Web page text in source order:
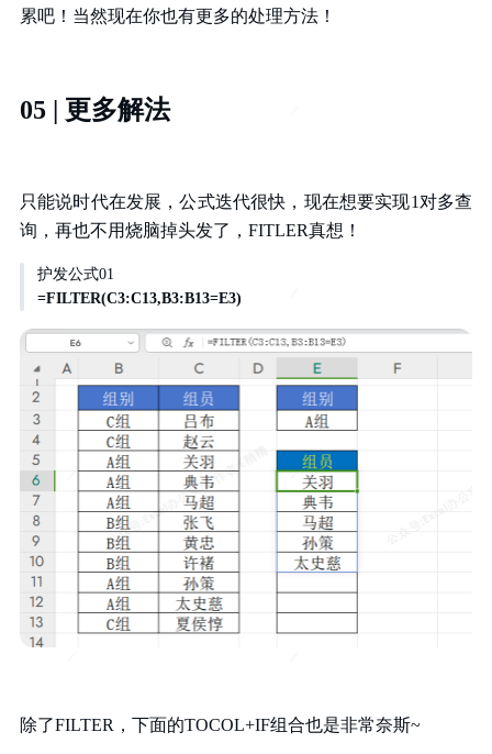
累吧！当然现在你也有更多的处理方法！
05 | 更多解法
只能说时代在发展，公式迭代很快，现在想要实现1对多查
询，再也不用烧脑掉头发了，FITLER真想！
护发公式01
=FILTER(C3:C13,B3:B13=E3)
除了FILTER，下面的TOCOL+IF组合也是非常奈斯~